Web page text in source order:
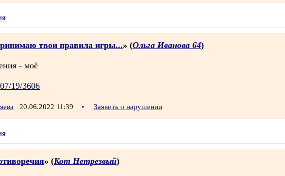
твои правила игры...» (Ольга Иванова 64)
- моё
19/3606
20.06.2022 11:39 • Заявить о нарушении
» (Кот Нетрезвый)